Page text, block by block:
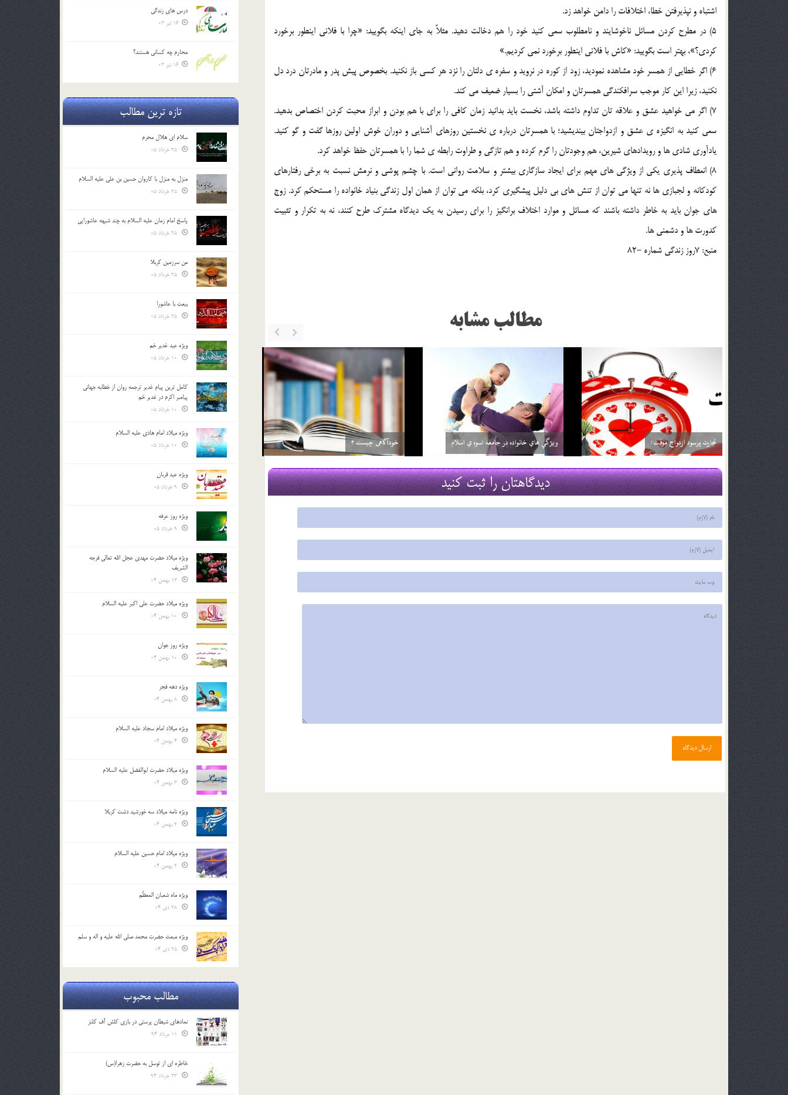
اشتباه و نپذيرفتن خطا، اختلافات را دامن خواهد زد.
5) در مطرح کردن مسائل ناخوشايند و نامطلوب سعي کنيد خود را هم دخالت دهيد. مثلاً به جاي اينکه بگوييد: «چرا با فلاني اينطور برخورد
کردي؟»، بهتر است بگوييد: «کاش با فلاني اينطور برخورد نمي کرديم.»
6) اگر خطايي از همسر خود مشاهده نموديد، زود از کوره در نرويد و سفره ي دلتان را نزد هر کسي باز نکنيد. بخصوص پيش پدر و مادرتان درد دل
نکنيد، زيرا اين کار موجب سرافکندگي همسرتان و امکان آشتي را بسيار ضعيف مي کند.
7) اگر مي خواهيد عشق و علاقه تان تداوم داشته باشد، نخست بايد بدانيد زمان کافي را براي با هم بودن و ابراز محبت کردن اختصاص بدهيد.
سعي کنيد به انگيزه ي عشق و ازدواجتان بينديشيد؛ با همسرتان درباره ي نخستين روزهاي آشنايي و دوران خوش اولين روزها گفت و گو کنيد.
يادآوري شادي ها و رويدادهاي شيرين، هم وجودتان را گرم کرده و هم تازگي و طراوت رابطه ي شما را با همسرتان حفظ خواهد کرد.
8) انعطاف پذيري يکي از ويژگي هاي مهم براي ايجاد سازگاري بيشتر و سلامت رواني است. با چشم پوشي و نرمش نسبت به برخي رفتارهاي
کودکانه و لجبازي ها نه تنها مي توان از تنش هاي بي دليل پيشگيري کرد، بلکه مي توان از همان اول زندگي بنياد خانواده را مستحکم کرد. زوج
هاي جوان بايد به خاطر داشته باشند که مسائل و موارد اختلاف برانگيز را براي رسيدن به يک ديدگاه مشترک طرح کنند، نه به تکرار و تثبيت
کدورت ها و دشمني ها.
منبع: 7روز زندگي شماره -82
مطالب مشابه
آیا شما پیر شده اید؟
29 اسفند 03
قرباني بي گناه
29 اسفند 03
بلوغ در دختران
29 اسفند 03
دیدگاهتان را ثبت کنید
درس هاي زندگي
16 تیر 03
محارم چه کساني هستند؟
16 تیر 03
تازه ترین مطالب
سلام ای هلال محرم
منزل به منزل با کاروان حسین بن علی علیه السلام
پاسخ امام زمان علیه السلام به چند شبهه عاشورایی
من سرزمین کربلا
بیعت با عاشورا
ویژه عید غدیر خم
کامل ترین پیام غدیر ترجمه روان از خطابه جهانی
پیامبر اکرم در غدیر خم
ویژه میلاد امام هادی علیه السلام
ویژه عید قربان
ویژه روز عرفه
ویژه میلاد حضرت مهدی عجل الله تعالی فرجه
الشريف
ویژه میلاد حضرت علی اکبر علیه السلام
ویژه روز جوان
ویژه دهه فجر
ویژه میلاد امام سجاد علیه السلام
ویژه میلاد حضرت ابوالفضل علیه السلام
ویژه نامه میلاد سه خورشید دشت کربلا
ویژه میلاد امام حسین علیه السلام
ویژه ماه شعبان المعظّم
ویژه مبعث حضرت محمد صلی الله علیه و اله و سلم
مطالب محبوب
نمادهای شیطان پرستی در بازی کلش آف کلنز
خاطره ای از توسل به حضرت زهرا(س)